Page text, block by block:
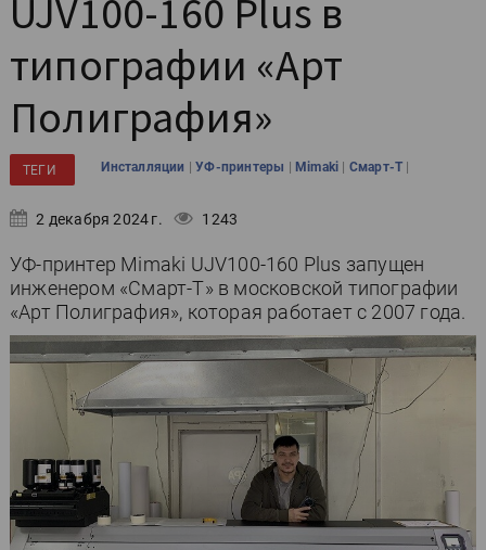
UJV100-160 Plus в
типографии «Арт
Полиграфия»
ТЕГИ Инсталляции |УФ-принтеры |Mimaki | Смарт-Т |
2 декабря 2024 г. 1243
УФ-принтер Mimaki UJV100-160 Plus запущен
инженером «Смарт-Т» в московской типографии
«Арт Полиграфия», которая работает с 2007 года.